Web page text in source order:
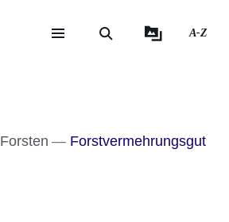
A-Z
Forsten Forstvermehrungsgut